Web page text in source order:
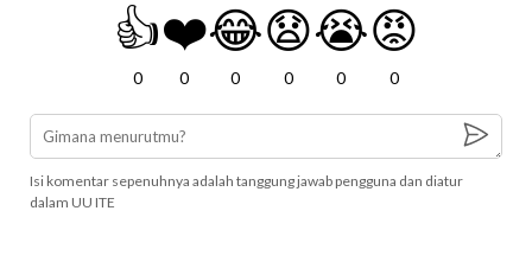
👍
0
❤️
0
😂
0
😧
0
😭
0
😡
0
Isi komentar sepenuhnya adalah tanggung jawab pengguna dan diatur
dalam UU ITE